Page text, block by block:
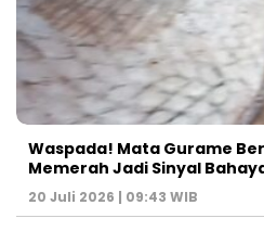
Waspada! Mata Gurame
Memerah Jadi Sinyal
20 Juli 2026 | 09:43 WIB